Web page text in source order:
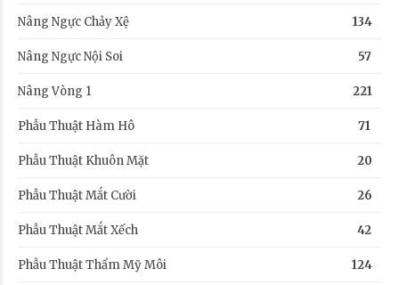
Nâng Ngực Chảy Xệ 134
Nâng Ngực Nội Soi 57
Nâng Vòng 1 221
Phẫu Thuật Hàm Hô 71
Phẫu Thuật Khuôn Mặt 20
Phẫu Thuật Mắt Cười 26
Phẫu Thuật Mắt Xếch 42
Phẫu Thuật Thẩm Mỹ Môi 124